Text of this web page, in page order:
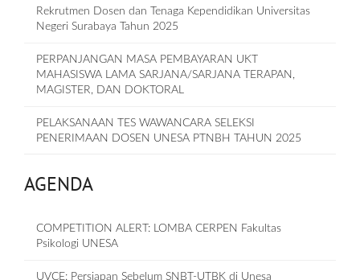
Rekrutmen Dosen dan Tenaga Kependidikan Universitas
Negeri Surabaya Tahun 2025
PERPANJANGAN MASA PEMBAYARAN UKT
MAHASISWA LAMA SARJANA/SARJANA TERAPAN,
MAGISTER, DAN DOKTORAL
PELAKSANAAN TES WAWANCARA SELEKSI
PENERIMAAN DOSEN UNESA PTNBH TAHUN 2025
AGENDA
COMPETITION ALERT: LOMBA CERPEN Fakultas
Psikologi UNESA
UVCE: Persiapan Sebelum SNBT-UTBK di Unesa